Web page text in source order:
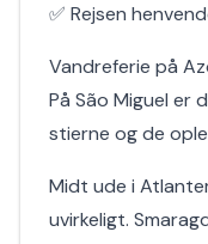
✅ Rejsen
Vandreferie på
På São Miguel er
stierne og de
Midt ude i
uvirkeligt.